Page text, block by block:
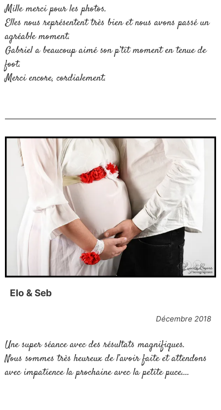
Mille merci pour les photos.
Elles nous représentent très bien et nous avons passé un
agréable moment.
Gabriel a beaucoup aimé son p’tit moment en tenue de
foot.
Merci encore, cordialement.
Elo & Seb
Décembre 2018
Une super séance avec des résultats magnifiques.
Nous sommes très heureux de l’avoir faite et attendons
avec impatience la prochaine avec la petite puce….